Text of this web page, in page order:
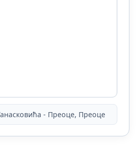
- Преоце, Преоце